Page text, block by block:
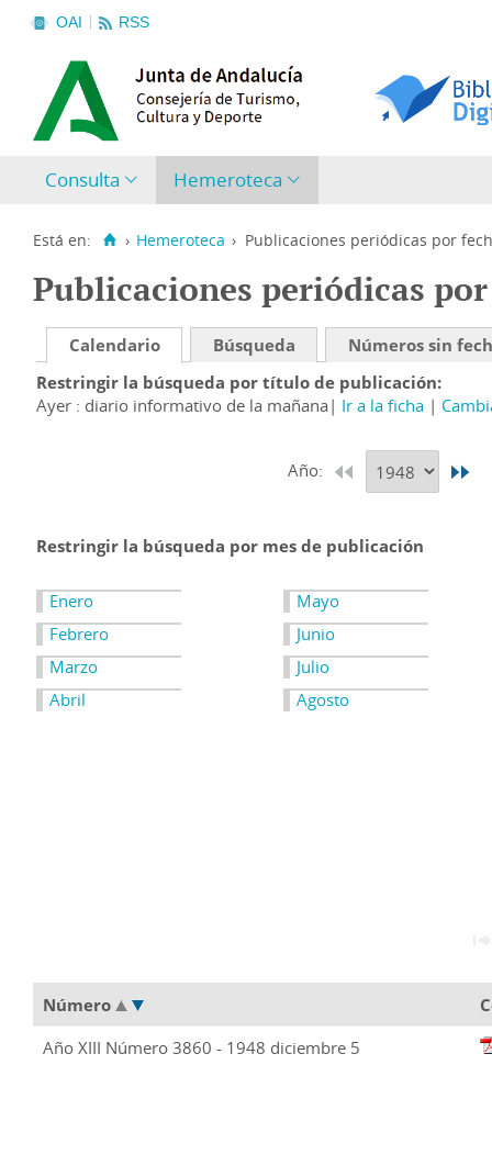
OAI RSS
Consulta Hemeroteca
Está en: › Hemeroteca › Publicaciones periódicas por
Publicaciones periódicas
Calendario Búsqueda
Números sin
Restringir la búsqueda por título de publicación
Ayer : diario informativo de la mañana
Ir a la ficha
Año:
Restringir la búsqueda por mes de publicación
Enero
Febrero
Marzo
Abril
Mayo
Junio
Julio
Agosto
Número
Año XIII Número 3860 - 1948 diciembre 5